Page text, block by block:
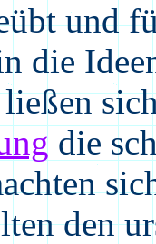
und
die
die
den